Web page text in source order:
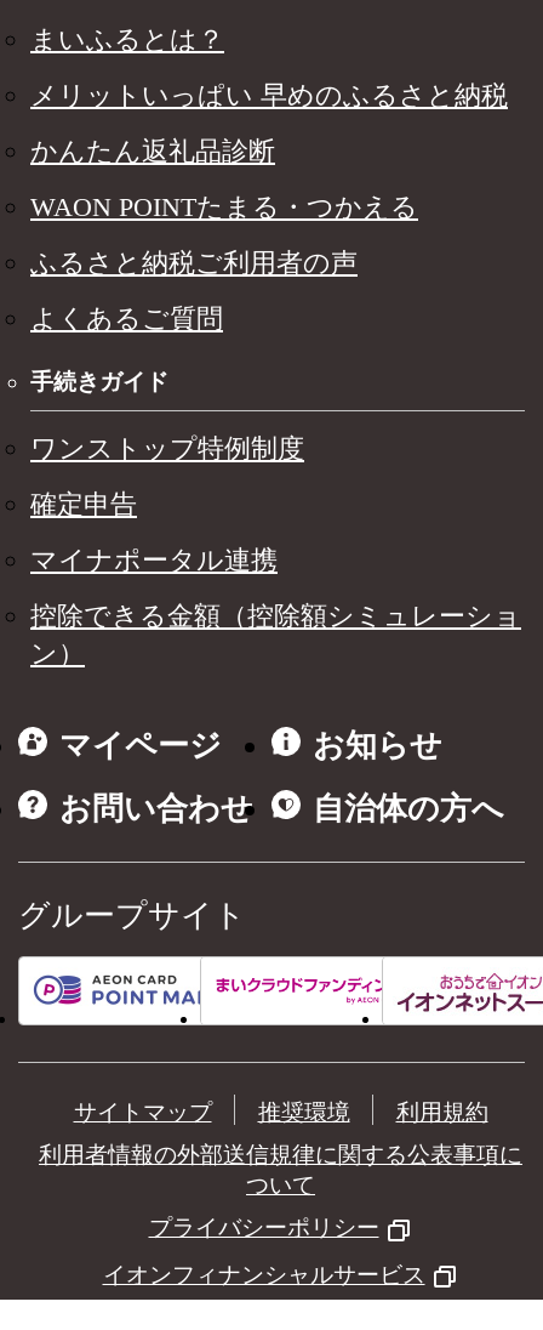
まいふるとは？
メリットいっぱい 早めのふるさと納税
かんたん返礼品診断
WAON POINTたまる・つかえる
ふるさと納税ご利用者の声
よくあるご質問
手続きガイド
ワンストップ特例制度
確定申告
マイナポータル連携
控除できる金額（控除額シミュレーショ
ン）
マイページ
お知らせ
お問い合わせ
自治体の方へ
グループサイト
サイトマップ 推奨環境
利用規約
利用者情報の外部送信規律に関する公表事項に
ついて
プライバシーポリシー
イオンフィナンシャルサービス